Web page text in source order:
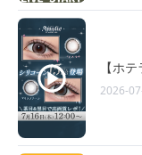
【ホ
2026-